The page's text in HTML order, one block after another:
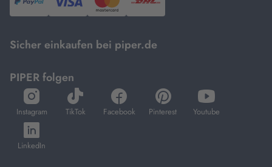
PayPal,Visa
und
DHL.
Sicher einkaufen bei piper.de
PIPER folgen
Instagram
öffnet
in
neuem
Tab
TikTok
öffnet
in
Facebook
öffnet
in
Pinterest
öffnet
in
Youtube
öffnet
in
LinkedIn
öffnet
in